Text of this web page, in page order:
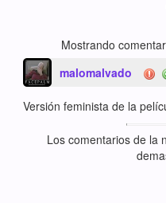
Mostrando
malomalvado
Versión feminista de la
Los comentarios de la